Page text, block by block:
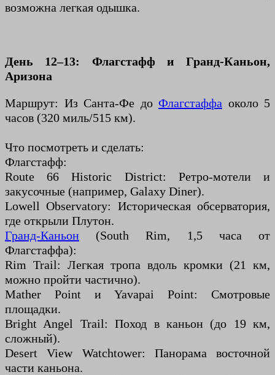
возможна легкая одышка.
День 12–13: Флагстафф и Гранд-Каньон,
Аризона
Маршрут: Из Санта-Фе до Флагстаффа около 5
часов (320 миль/515 км).
Что посмотреть и сделать:
Флагстафф:
Route 66 Historic District: Ретро-мотели и
закусочные (например, Galaxy Diner).
Lowell Observatory: Историческая обсерватория,
где открыли Плутон.
Гранд-Каньон (South Rim, 1,5 часа от
Флагстаффа):
Rim Trail: Легкая тропа вдоль кромки (21 км,
можно пройти частично).
Mather Point и Yavapai Point: Смотровые
площадки.
Bright Angel Trail: Поход в каньон (до 19 км,
сложный).
Desert View Watchtower: Панорама восточной
части каньона.